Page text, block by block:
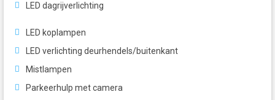
LED dagrijverlichting
LED koplampen
LED verlichting deurhendels/buitenkant
Mistlampen
Parkeerhulp met camera